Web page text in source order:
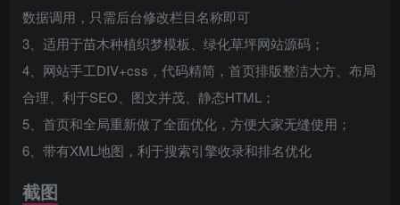
数据调用，只需后台修改栏目名称即可
3、适用于苗木种植织梦模板、绿化草坪网站源码；
4、网站手工DIV+css，代码精简，首页排版整洁大方、布局
合理、利于SEO、图文并茂、静态HTML；
5、首页和全局重新做了全面优化，方便大家无缝使用；
6、带有XML地图，利于搜索引擎收录和排名优化
截图